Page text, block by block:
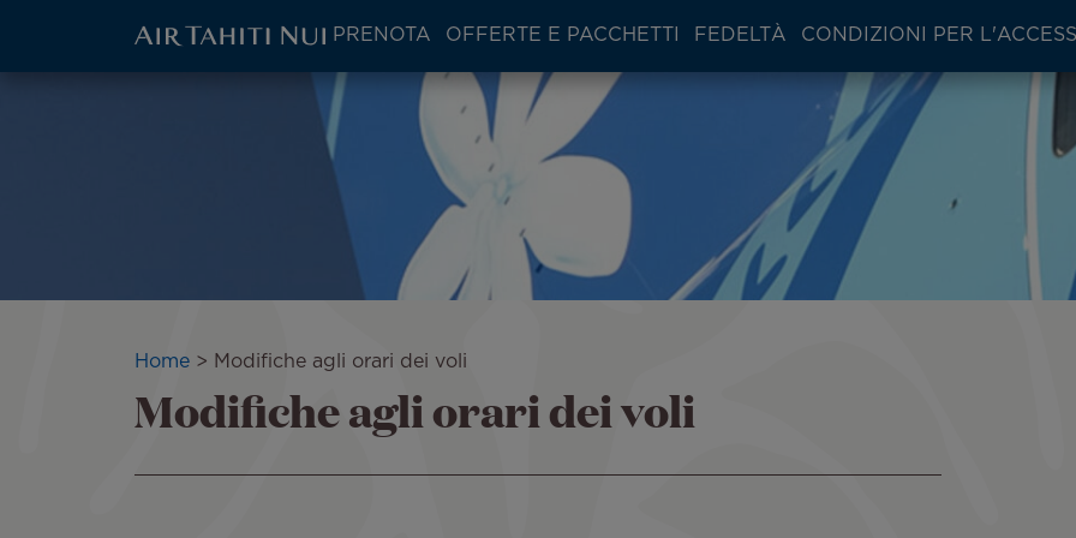
Main
menu
PRENOTA OFFERTE E PACCHETTI FEDELTÀ CONDIZIONI PER
Briciole
pane
Home Modifiche agli orari dei voli
Modifiche agli orari dei voli